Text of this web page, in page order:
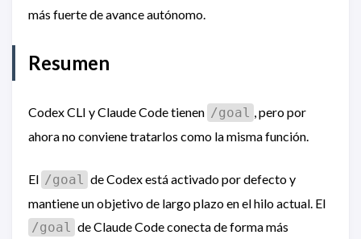
más fuerte de avance autónomo.
Resumen
Codex CLI y Claude Code tienen /goal , pero por
ahora no conviene tratarlos como la misma función.
El /goal de Codex está activado por defecto y
mantiene un objetivo de largo plazo en el hilo actual. El
/goal de Claude Code conecta de forma más